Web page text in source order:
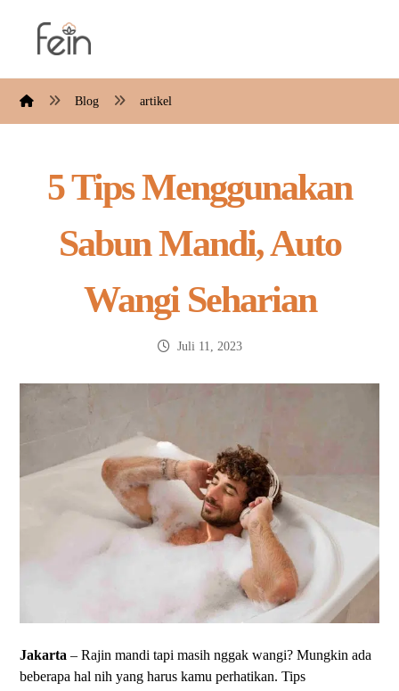
Blog artikel
5 Tips Menggunakan
Sabun Mandi, Auto
Wangi Seharian
Juli 11, 2023
Jakarta– Rajin mandi tapi masih nggak wangi? Mungkin ada
beberapa hal nih yang harus kamu perhatikan. Tips